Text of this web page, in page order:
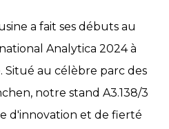
a fait ses débuts au
Analytica 2024 à
Situé au célèbre parc des
notre stand A3.138/3
d'innovation et de fierté